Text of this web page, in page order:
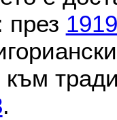
през 1919
.